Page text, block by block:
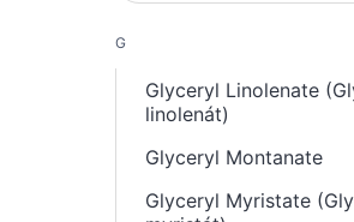
G
Glyceryl Linolenate
linolenát)
Glyceryl Montanate
Glyceryl Myristate